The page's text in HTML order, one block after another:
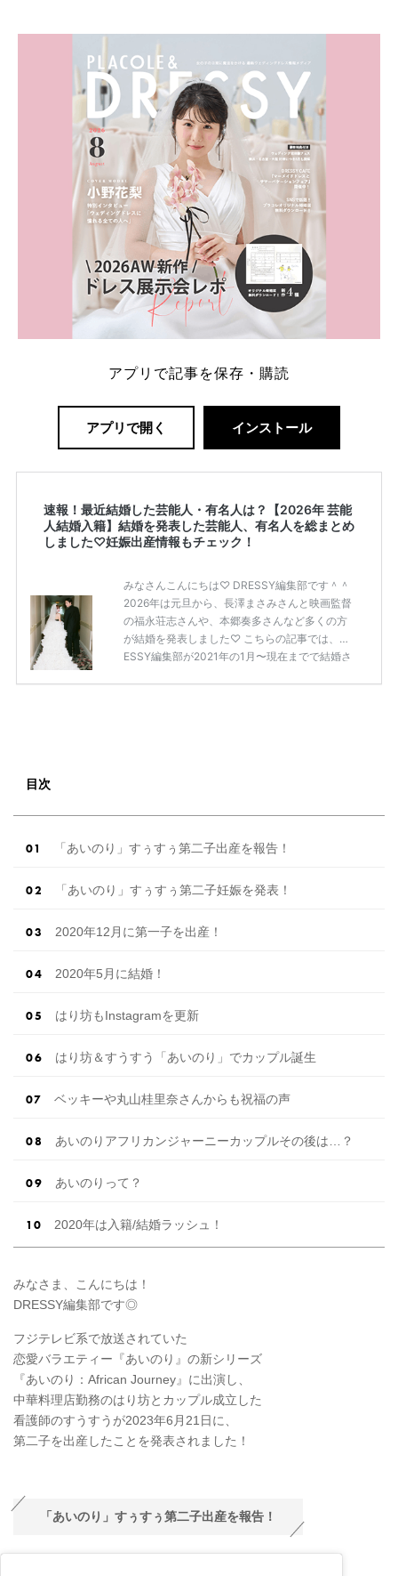
内容：特典金額・条件・応募方法・注意点 「どこが
一番お得？」「プラコレの特典は？」といった疑問も
解決します。 まずは診断で候補を絞れる「ウェディ
ング診断」か、体験型 […]
続きを読む
アプリで記事を保存・購読
アプリで開く インストール
速報！最近結婚した芸能人・有名人は？【2026年 芸能
人結婚入籍】結婚を発表した芸能人、有名人を総まとめ
しました♡妊娠出産情報もチェック！
みなさんこんにちは♡ DRESSY編集部です＾＾
2026年は元旦から、長澤まさみさんと映画監督
の福永荘志さんや、本郷奏多さんなど多くの方
が結婚を発表しました♡ こちらの記事では、DR
ESSY編集部が2021年の1月〜現在までで結婚さ
目次
「あいのり」すぅすぅ第二子出産を報告！
「あいのり」すぅすぅ第二子妊娠を発表！
2020年12月に第一子を出産！
2020年5月に結婚！
はり坊もInstagramを更新
はり坊＆すうすう「あいのり」でカップル誕生
ベッキーや丸山桂里奈さんからも祝福の声
あいのりアフリカンジャーニーカップルその後は…？
あいのりって？
2020年は入籍/結婚ラッシュ！
みなさま、こんにちは！
DRESSY編集部です◎
フジテレビ系で放送されていた
恋愛バラエティー『あいのり』の新シリーズ
『あいのり：African Journey』に出演し、
中華料理店勤務のはり坊とカップル成立した
看護師のすうすうが2023年6月21日に、
第二子を出産したことを発表されました！
「あいのり」すぅすぅ第二子出産を報告！